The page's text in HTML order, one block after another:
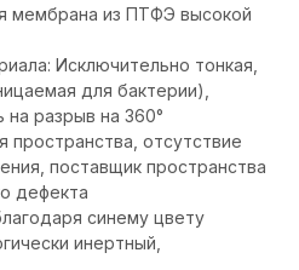
мембрана из ПТФЭ высокой
Исключительно тонкая,
для бактерии),
на разрыв на 360°
отсутствие
поставщик пространства
дефекта
синему цвету
инертный,